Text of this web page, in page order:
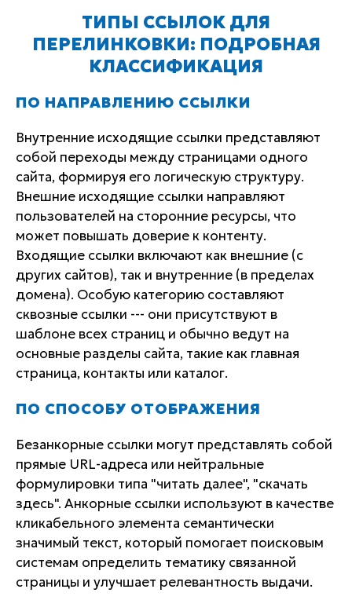
ТИПЫ ССЫЛОК ДЛЯ
ПЕРЕЛИНКОВКИ: ПОДРОБНАЯ
КЛАССИФИКАЦИЯ
ПО НАПРАВЛЕНИЮ ССЫЛКИ
Внутренние исходящие ссылки представляют
собой переходы между страницами одного
сайта, формируя его логическую структуру.
Внешние исходящие ссылки направляют
пользователей на сторонние ресурсы, что
может повышать доверие к контенту.
Входящие ссылки включают как внешние (с
других сайтов), так и внутренние (в пределах
домена). Особую категорию составляют
сквозные ссылки --- они присутствуют в
шаблоне всех страниц и обычно ведут на
основные разделы сайта, такие как главная
страница, контакты или каталог.
ПО СПОСОБУ ОТОБРАЖЕНИЯ
Безанкорные ссылки могут представлять собой
прямые URL-адреса или нейтральные
формулировки типа "читать далее", "скачать
здесь". Анкорные ссылки используют в качестве
кликабельного элемента семантически
значимый текст, который помогает поисковым
системам определить тематику связанной
страницы и улучшает релевантность выдачи.